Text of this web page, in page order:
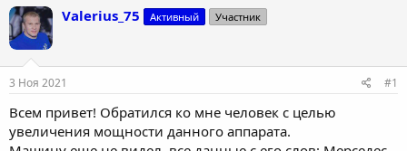
т
о
р
е
м
ы
т
л
Valerius_75 Активный Участник
3 Ноя 2021 #1
Всем привет! Обратился ко мне человек с целью
увеличения мощности данного аппарата.